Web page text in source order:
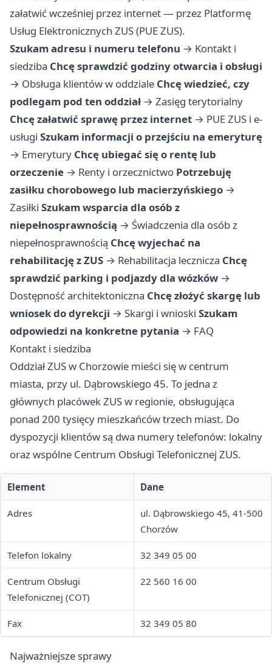
załatwić wcześniej przez internet — przez Platformę
Usług Elektronicznych ZUS (PUE ZUS).
Szukam adresu i numeru telefonu → Kontakt i
siedziba Chcę sprawdzić godziny otwarcia i obsługi
→ Obsługa klientów w oddziale Chcę wiedzieć, czy
podlegam pod ten oddział → Zasięg terytorialny
Chcę załatwić sprawę przez internet → PUE ZUS i e-
usługi Szukam informacji o przejściu na emeryturę
→ Emerytury Chcę ubiegać się o rentę lub
orzeczenie → Renty i orzecznictwo Potrzebuję
zasiłku chorobowego lub macierzyńskiego →
Zasiłki Szukam wsparcia dla osób z
niepełnosprawnością → Świadczenia dla osób z
niepełnosprawnością Chcę wyjechać na
rehabilitację z ZUS → Rehabilitacja lecznicza Chcę
sprawdzić parking i podjazdy dla wózków →
Dostępność architektoniczna Chcę złożyć skargę lub
wniosek do dyrekcji → Skargi i wnioski Szukam
odpowiedzi na konkretne pytania → FAQ
Kontakt i siedziba
Oddział ZUS w Chorzowie mieści się w centrum
miasta, przy ul. Dąbrowskiego 45. To jedna z
głównych placówek ZUS w regionie, obsługująca
ponad 200 tysięcy mieszkańców trzech miast. Do
dyspozycji klientów są dwa numery telefonów: lokalny
oraz wspólne Centrum Obsługi Telefonicznej ZUS.
Element Dane
Adres
ul. Dąbrowskiego 45, 41-500
Chorzów
Telefon lokalny 32 349 05 00
Centrum Obsługi
Telefonicznej (COT)
22 560 16 00
Fax 32 349 05 80
Najważniejsze sprawy